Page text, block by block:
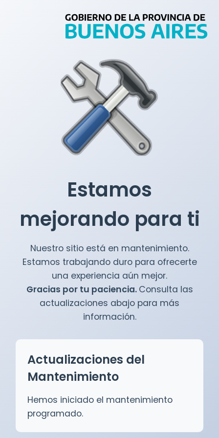
Estamos
mejorando para ti
Nuestro sitio está en mantenimiento.
Estamos trabajando duro para ofrecerte
una experiencia aún mejor.
Gracias por tu paciencia. Consulta las
actualizaciones abajo para más
información.
Actualizaciones del
Mantenimiento
Hemos iniciado el mantenimiento
programado.